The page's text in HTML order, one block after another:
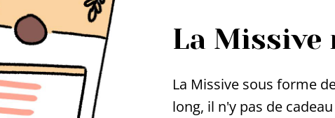
La Missive
La Missive sous forme
long, il n'y pas de